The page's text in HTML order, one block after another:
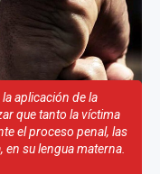
aplicación de la
que tanto la víctima
el proceso penal, las
su lengua materna.